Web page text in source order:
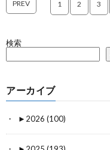
PREV 1 2 3
検索
アーカイブ
► 2026 (100)